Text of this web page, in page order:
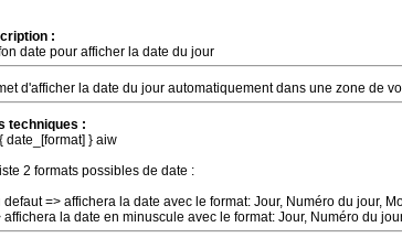
:
date pour afficher la date du jour
d'afficher la date du jour automatiquement dans une zone de
techniques :
date_[format] } aiw
2 formats possibles de date :
defaut => affichera la date avec le format: Jour, Numéro du jour,
affichera la date en minuscule avec le format: Jour, Numéro du